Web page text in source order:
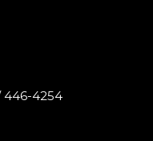
446-4254